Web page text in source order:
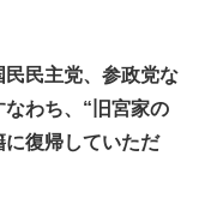
民主党、参政党な
わち、“旧宮家の
復帰していただ